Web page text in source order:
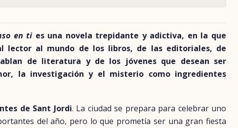
en ti es una novela trepidante y adictiva, en la que
lector al mundo de los libros, de las editoriales, de
de literatura y de los jóvenes que desean ser
la investigación y el misterio como ingredientes
de Sant Jordi. La ciudad se prepara para celebrar uno
del año, pero lo que prometía ser una gran fiesta